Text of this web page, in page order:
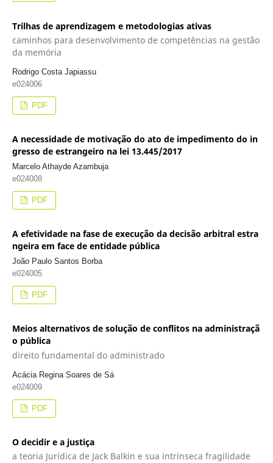
Trilhas de aprendizagem e metodologias ativas
caminhos para desenvolvimento de competências na gestão
da memória
Rodrigo Costa Japiassu
e024006
PDF
A necessidade de motivação do ato de impedimento do in
gresso de estrangeiro na lei 13.445/2017
Marcelo Athayde Azambuja
e024008
PDF
A efetividade na fase de execução da decisão arbitral estra
ngeira em face de entidade pública
João Paulo Santos Borba
e024005
PDF
Meios alternativos de solução de conflitos na administraçã
o pública
direito fundamental do administrado
Acácia Regina Soares de Sá
e024009
PDF
O decidir e a justiça
a teoria Jurídica de Jack Balkin e sua intrínseca fragilidade